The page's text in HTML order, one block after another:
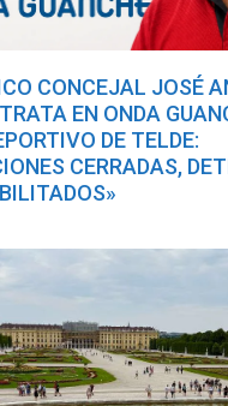
CONCEJAL JOSÉ
EN ONDA
DE TELDE:
CERRADAS,